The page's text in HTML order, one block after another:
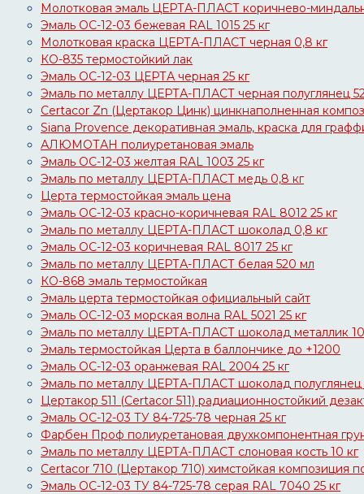
Молотковая эмаль ЦЕРТА-ПЛАСТ коричнево-
Эмаль ОС-12-03 бежевая RAL 1015 25 кг
Молотковая краска ЦЕРТА-ПЛАСТ черная 0,8 кг
КО-835 термостойкий лак
Эмаль ОС-12-03 ЦЕРТА черная 25 кг
Эмаль по металлу ЦЕРТА-ПЛАСТ черная полуглянец
Certacor Zn (Цертакор Цинк) цинкнаполненная
Siana Provence декоративная эмаль, краска для
АЛЮМОТАН полиуретановая эмаль
Эмаль ОС-12-03 желтая RAL 1003 25 кг
Эмаль по металлу ЦЕРТА-ПЛАСТ медь 0,8 кг
Церта термостойкая эмаль цена
Эмаль ОС-12-03 красно-коричневая RAL 8012 25 кг
Эмаль по металлу ЦЕРТА-ПЛАСТ шоколад 0,8 кг
Эмаль ОС-12-03 коричневая RAL 8017 25 кг
Эмаль по металлу ЦЕРТА-ПЛАСТ белая 520 мл
КО-868 эмаль термостойкая
Эмаль церта термостойкая официальный сайт
Эмаль ОС-12-03 морская волна RAL 5021 25 кг
Эмаль по металлу ЦЕРТА-ПЛАСТ шоколад металлик
Эмаль термостойкая Церта в баллончике до +1200
Эмаль ОС-12-03 оранжевая RAL 2004 25 кг
Эмаль по металлу ЦЕРТА-ПЛАСТ шоколад полуглянец
Цертакор 511 (Certacor 511) радиационностойкий
Эмаль ОС-12-03 ТУ 84-725-78 черная 25 кг
Фарбен Проф полиуретановая двухкомпонентная
Эмаль по металлу ЦЕРТА-ПЛАСТ слоновая кость 10 кг
Certacor 710 (Цертакор 710) химстойкая композиция
Эмаль ОС-12-03 ТУ 84-725-78 серая RAL 7040 25 кг